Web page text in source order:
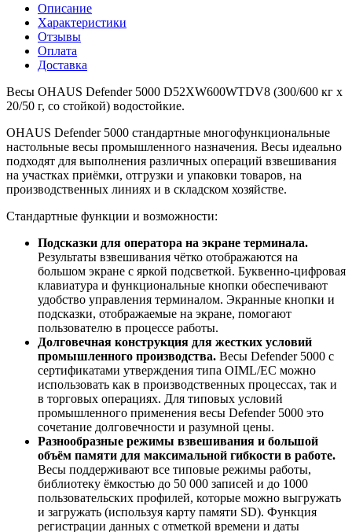
Описание
Характеристики
Отзывы
Оплата
Доставка
Весы OHAUS Defender 5000 D52XW600WTDV8 (300/600 кг x
20/50 г, со стойкой) водостойкие.
OHAUS Defender 5000 стандартные многофункциональные
настольные весы промышленного назначения. Весы идеально
подходят для выполнения различных операций взвешивания
на участках приёмки, отгрузки и упаковки товаров, на
производственных линиях и в складском хозяйстве.
Стандартные функции и возможности:
Подсказки для оператора на экране терминала.
Результаты взвешивания чётко отображаются на
большом экране с яркой подсветкой. Буквенно-цифровая
клавиатура и функциональные кнопки обеспечивают
удобство управления терминалом. Экранные кнопки и
подсказки, отображаемые на экране, помогают
пользователю в процессе работы.
Долговечная конструкция для жестких условий
промышленного производства. Весы Defender 5000 с
сертификатами утверждения типа OIML/EC можно
использовать как в производственных процессах, так и
в торговых операциях. Для типовых условий
промышленного применения весы Defender 5000 это
сочетание долговечности и разумной цены.
Разнообразные режимы взвешивания и большой
объём памяти для максимальной гибкости в работе.
Весы поддерживают все типовые режимы работы,
библиотеку ёмкостью до 50 000 записей и до 1000
пользовательских профилей, которые можно выгружать
и загружать (используя карту памяти SD). Функция
регистрации данных с отметкой времени и даты